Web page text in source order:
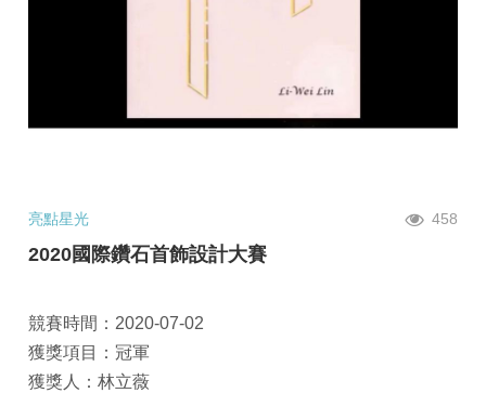
亮點星光 458
2020國際鑽石首飾設計大賽
競賽時間：2020-07-02
獲獎項目：冠軍
獲獎人：林立薇